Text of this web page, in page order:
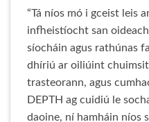
“Tá níos mó i gceist leis
infheistíocht san
síocháin agus rathúnas
dhíriú ar oiliúint
trasteorann, agus
DEPTH ag cuidiú le
daoine, ní hamháin níos